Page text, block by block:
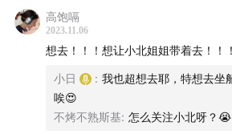
B站：日谈公园
| 商务合作 |
欢迎发送邮件至
高饱嗝
2023.11.06
想去！！！想让小北姐姐带着去！！
小日 : 我也超想去耶，特想去坐
唉😍
不烤不熟斯基: 怎么关注小北呀？😭